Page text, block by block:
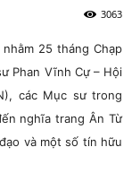
3063
25 tháng Chạp
Phan Vĩnh Cự – Hội
các Mục sư trong
nghĩa trang Ân Từ
và một số tín hữu